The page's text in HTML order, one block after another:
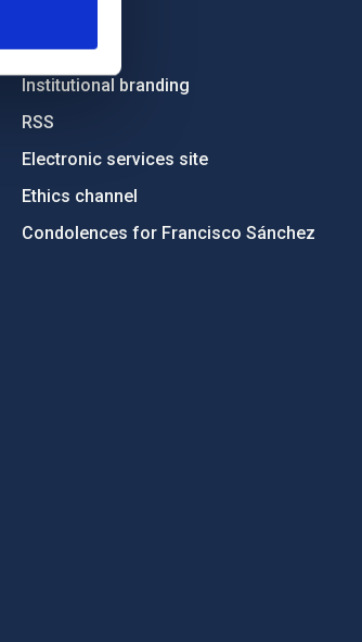
Tenders
Institutional branding
RSS
Electronic services site
Ethics channel
Condolences for Francisco Sánchez